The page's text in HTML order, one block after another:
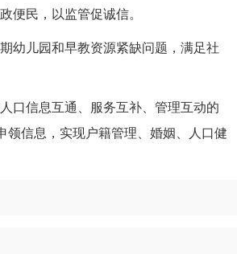
便民，以监管促诚信。
幼儿园和早教资源紧缺问题，满足社
口信息互通、服务互补、管理互动的
领信息，实现户籍管理、婚姻、人口健